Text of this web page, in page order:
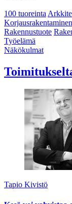
100 tuoreinta
Korjausrakentaminen
Rakennustuote
Työelämä
Näkökulmat
Tapio Kivistö